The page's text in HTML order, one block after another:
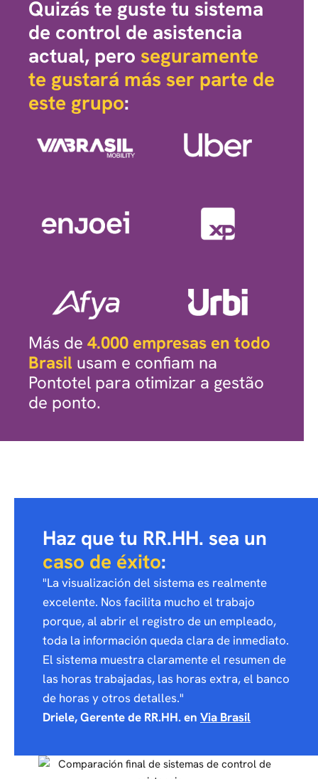
Problemas de conexão
frequentes
Funciona tambémsem internet
Alto custo mensal com
manutenção dos
infraestrutura
Quizás te guste tu sistema
de control de asistencia
actual, pero seguramente
te gustará más ser parte de
este grupo:
Más de 4.000 empresas en todo
Brasil usam e confiam na
Pontotel para otimizar a gestão
de ponto.
Haz que tu RR.HH. sea un
caso de éxito:
"La visualización del sistema es realmente
excelente. Nos facilita mucho el trabajo
porque, al abrir el registro de un empleado,
toda la información queda clara de inmediato.
El sistema muestra claramente el resumen de
las horas trabajadas, las horas extra, el banco
de horas y otros detalles."
Driele, Gerente de RR.HH. en Via Brasil